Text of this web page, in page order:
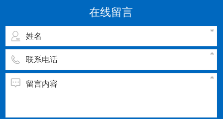
动温度，同一种塑料，由于来源或牌号不同，其
流动温度及分解温度是有差别
在线留言